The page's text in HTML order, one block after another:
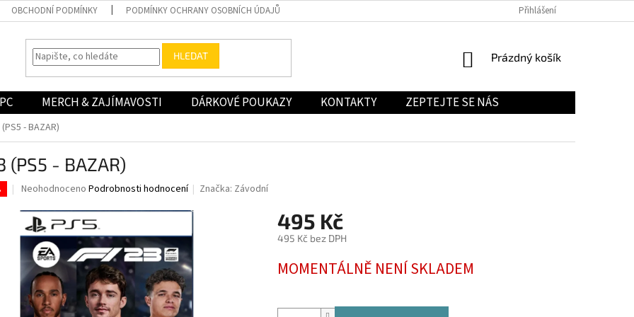
OBCHODNÍ PODMÍNKY PODMÍNKY OCHRANY OSOBNÍCH ÚDAJŮ Přihlášení
HLEDAT
NÁKUPNÍ
Prázdný košík
PC MERCH & ZAJÍMAVOSTI DÁRKOVÉ POUKAZY KONTAKTY ZEPTEJTE SE NÁS
- BAZAR)
(PS5 - BAZAR)
Průměrné
produktu
je
0,0
z
hvězdiček.
Neohodnoceno Podrobnosti hodnocení Značka: Závodní
495 Kč
495 Kč bez DPH
cena:
MOMENTÁLNĚ NENÍ SKLADEM